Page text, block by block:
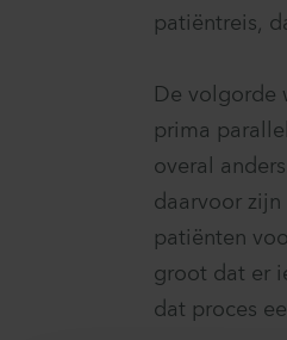
patiëntreis,
De volgorde
prima
overal
daarvoor
patiënten
groot dat er
dat proces